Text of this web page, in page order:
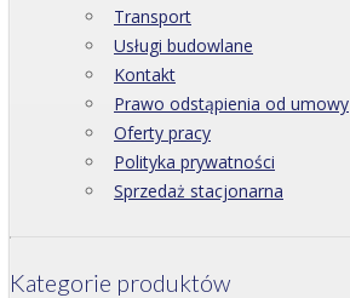
Transport
Usługi budowlane
Kontakt
Prawo odstąpienia od umowy
Oferty pracy
Polityka prywatności
Sprzedaż stacjonarna
Kategorie produktów